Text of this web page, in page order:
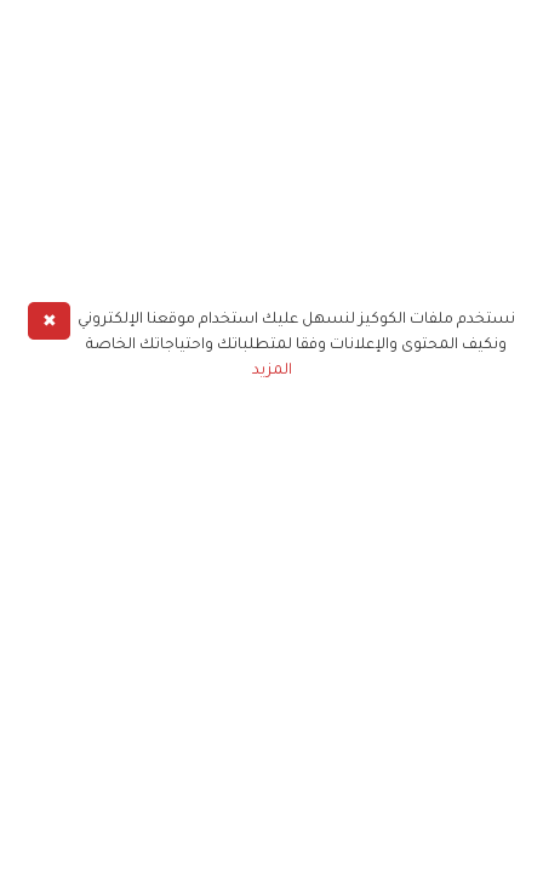
✖
نستخدم ملفات الكوكيز لنسهل عليك استخدام موقعنا الإلكتروني
ونكيف المحتوى والإعلانات وفقا لمتطلباتك واحتياجاتك الخاصة
المزيد